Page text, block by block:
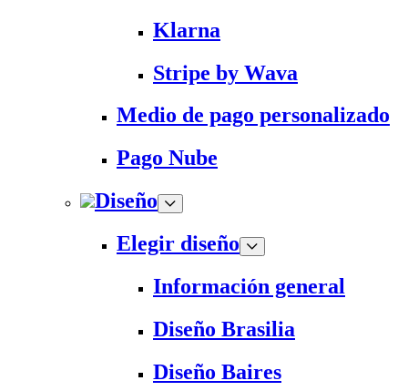
Klarna
Stripe by Wava
Medio de pago personalizado
Pago Nube
Diseño
Elegir diseño
Información general
Diseño Brasilia
Diseño Baires